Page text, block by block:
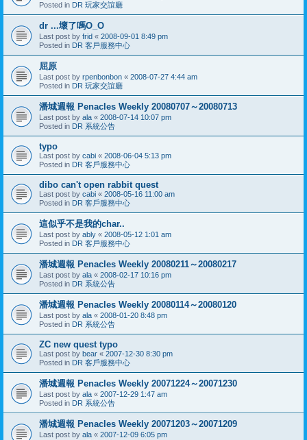
Posted in DR 玩家交誼廳
dr ...壞了嗎O_O
Last post by frid « 2008-09-01 8:49 pm
Posted in DR 客戶服務中心
屈原
Last post by rpenbonbon « 2008-07-27 4:44 am
Posted in DR 玩家交誼廳
潘城週報 Penacles Weekly 20080707～20080713
Last post by ala « 2008-07-14 10:07 pm
Posted in DR 系統公告
typo
Last post by cabi « 2008-06-04 5:13 pm
Posted in DR 客戶服務中心
dibo can't open rabbit quest
Last post by cabi « 2008-05-16 11:00 am
Posted in DR 客戶服務中心
這似乎不是我的char..
Last post by ably « 2008-05-12 1:01 am
Posted in DR 客戶服務中心
潘城週報 Penacles Weekly 20080211～20080217
Last post by ala « 2008-02-17 10:16 pm
Posted in DR 系統公告
潘城週報 Penacles Weekly 20080114～20080120
Last post by ala « 2008-01-20 8:48 pm
Posted in DR 系統公告
ZC new quest typo
Last post by bear « 2007-12-30 8:30 pm
Posted in DR 客戶服務中心
潘城週報 Penacles Weekly 20071224～20071230
Last post by ala « 2007-12-29 1:47 am
Posted in DR 系統公告
潘城週報 Penacles Weekly 20071203～20071209
Last post by ala « 2007-12-09 6:05 pm